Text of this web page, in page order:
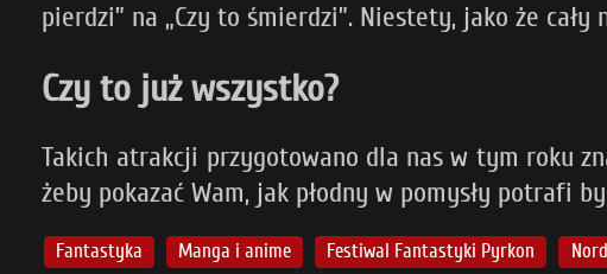
pierdzi” na „Czy to śmierdzi”. Niestety, jako że
Czy to już wszystko?
Takich atrakcji przygotowano dla nas w tym roku
żeby pokazać Wam, jak płodny w pomysły potrafi
Fantastyka Manga i anime Festiwal Fantastyki Pyrkon